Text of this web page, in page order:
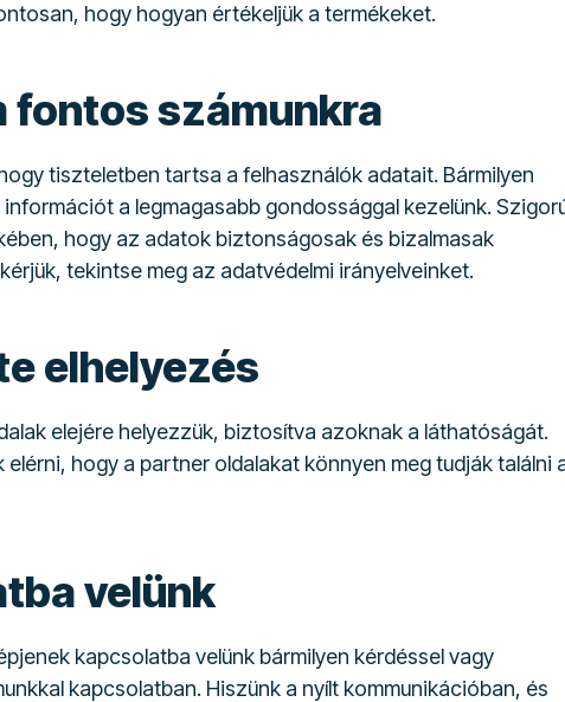
hogy hogyan értékeljük a termékeket.
fontos számunkra
tiszteletben tartsa a felhasználók adatait. Bármilyen
a legmagasabb gondossággal kezelünk.
hogy az adatok biztonságosak és bizalmasak
tekintse meg az adatvédelmi irányelveinket.
elhelyezés
elejére helyezzük, biztosítva azoknak a láthatóságát.
hogy a partner oldalakat könnyen meg tudják találni
velünk
kapcsolatba velünk bármilyen kérdéssel vagy
kapcsolatban. Hiszünk a nyílt kommunikációban, és